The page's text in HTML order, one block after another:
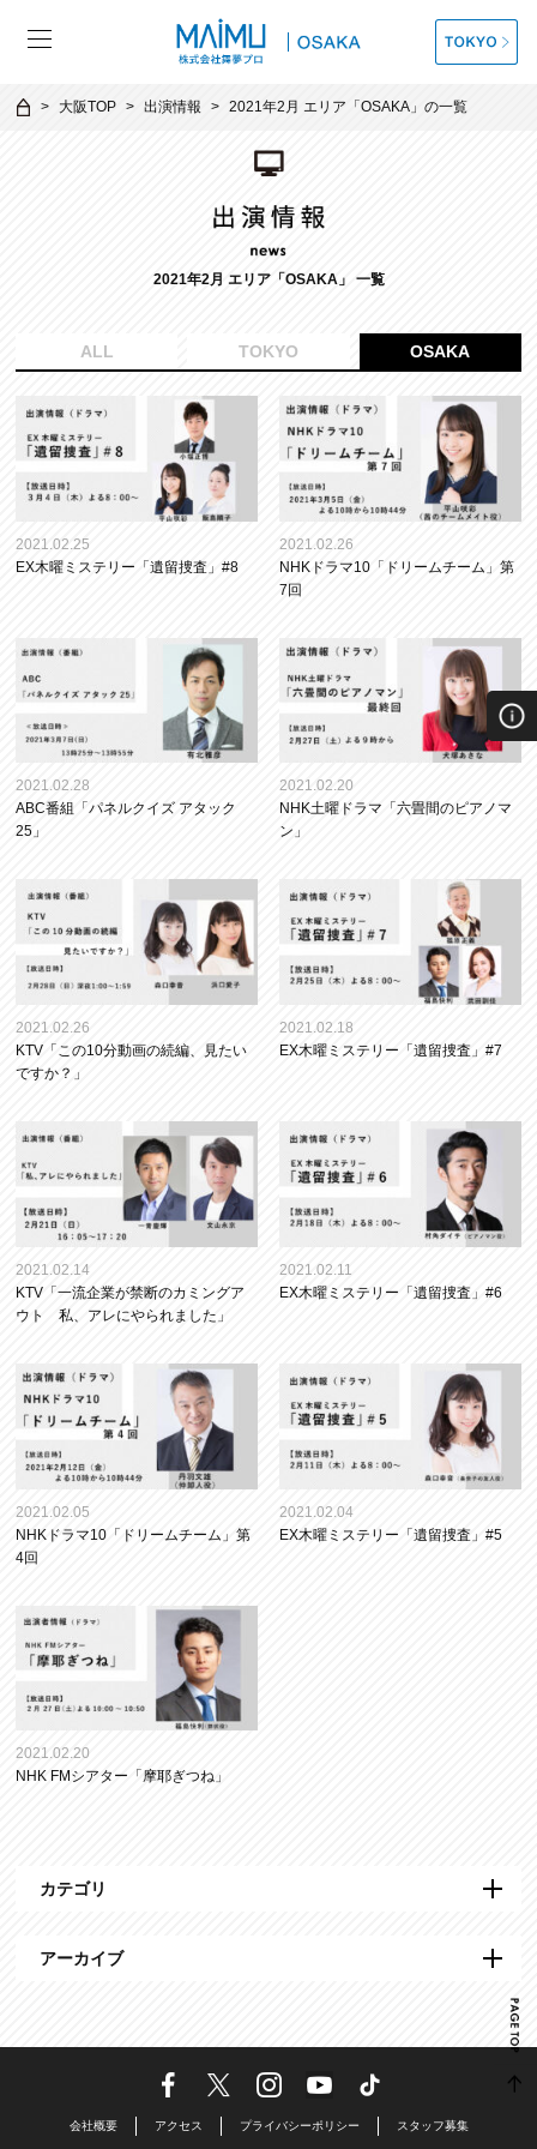
大阪TOP 出演情報 2021年2月 エリア「OSAKA」の一覧
2021年2月 エリア「OSAKA」 一覧
ALL TOKYO OSAKA
2021.02.25
EX木曜ミステリー「遺留捜査」#8
2021.02.26
NHKドラマ10「ドリームチーム」第
7回
2021.02.28
ABC番組「パネルクイズ アタック
25」
2021.02.20
NHK土曜ドラマ「六畳間のピアノマ
ン」
2021.02.26
KTV「この10分動画の続編、見たい
ですか？」
2021.02.18
EX木曜ミステリー「遺留捜査」#7
2021.02.14
KTV「一流企業が禁断のカミングア
ウト 私、アレにやられました」
2021.02.11
EX木曜ミステリー「遺留捜査」#6
2021.02.05
NHKドラマ10「ドリームチーム」第
4回
2021.02.04
EX木曜ミステリー「遺留捜査」#5
2021.02.20
NHK FMシアター「摩耶ぎつね」
カテゴリ
アーカイブ
会社概要 アクセス プライバシーポリシー スタッフ募集